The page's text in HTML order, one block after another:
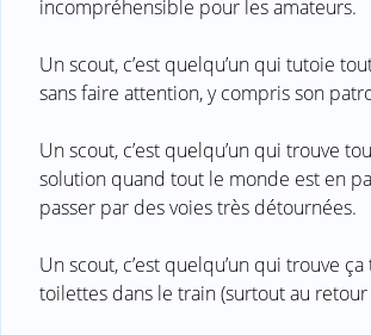
incompréhensible pour les amateurs.
Un scout, c’est quelqu’un qui tutoie
sans faire attention, y compris son
Un scout, c’est quelqu’un qui trouve
solution quand tout le monde est en
passer par des voies très détournées.
Un scout, c’est quelqu’un qui trouve
toilettes dans le train (surtout au